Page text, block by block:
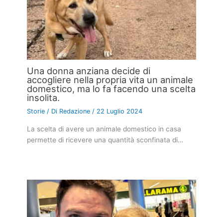
Una donna anziana decide di
accogliere nella propria vita un animale
domestico, ma lo fa facendo una scelta
insolita.
Storie / Di Redazione/ 22 Luglio 2024
La scelta di avere un animale domestico in casa
permette di ricevere una quantità sconfinata di…